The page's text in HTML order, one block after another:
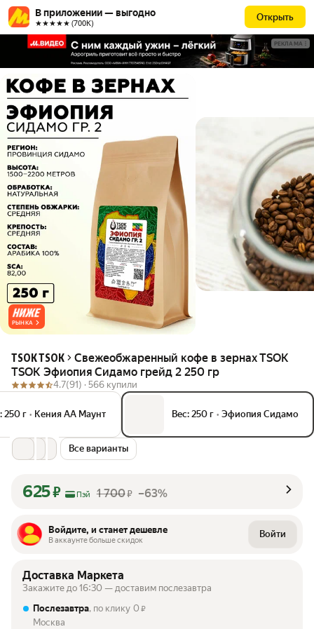
В приложении — выгодно
★★★★★ (700К)
Открыть
РЕКЛАМА
РЫНКА
TSOK TSOK
Свежеобжаренный кофе в зернах TSOK
TSOK Эфиопия Сидамо грейд 2 250 гр
4.7(91) · 566 купили
250 г • Кения АА Маунт Вес: 250 г • Эфиопия Сидамо
Все варианты
625₽ Пэй 1 700₽ –63%
Войдите, и станет дешевле
В аккаунте больше скидок
Войти
Доставка Маркета
Закажите до 16:30 — доставим послезавтра
Послезавтра, по клику 0 ₽
Москва